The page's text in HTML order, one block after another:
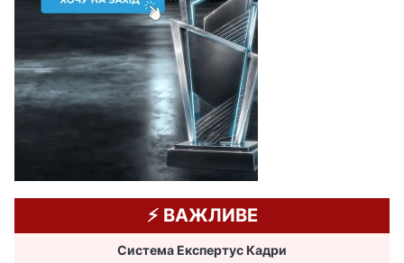
⚡️ ВАЖЛИВЕ
Система Експертус Кадри